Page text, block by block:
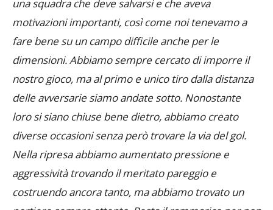
A caldo,mister Faccone ha analizzato così la
prestazione delle biancorosse: “ Giocavamo contro
una squadra che deve salvarsi e che aveva
motivazioni importanti, così come noi tenevamo a
fare bene su un campo difficile anche per le
dimensioni. Abbiamo sempre cercato di imporre il
nostro gioco, ma al primo e unico tiro dalla distanza
delle avversarie siamo andate sotto. Nonostante
loro si siano chiuse bene dietro, abbiamo creato
diverse occasioni senza però trovare la via del gol.
Nella ripresa abbiamo aumentato pressione e